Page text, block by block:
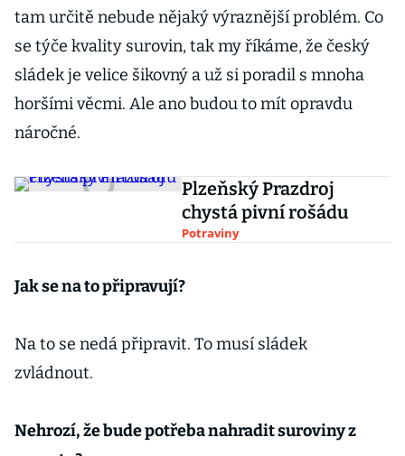
tam určitě nebude nějaký výraznější problém. Co
se týče kvality surovin, tak my říkáme, že český
sládek je velice šikovný a už si poradil s mnoha
horšími věcmi. Ale ano budou to mít opravdu
náročné.
Plzeňský Prazdroj
chystá pivní rošádu
Potraviny
Jak se na to připravují?
Na to se nedá připravit. To musí sládek
zvládnout.
Nehrozí, že bude potřeba nahradit suroviny z